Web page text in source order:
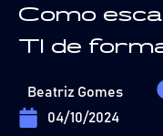
Como
TI de
Beatriz Gomes
04/10/2024